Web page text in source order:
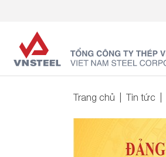
Trang chủ Tin tức